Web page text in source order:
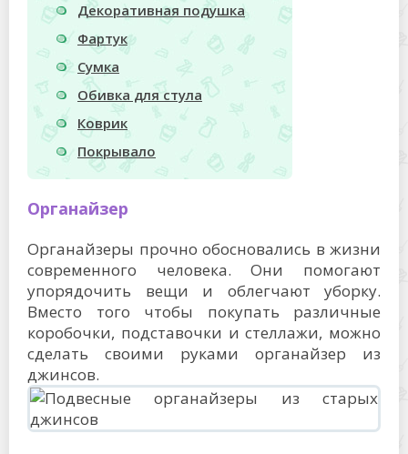
Декоративная подушка
Фартук
Сумка
Обивка для стула
Коврик
Покрывало
Органайзер
Органайзеры прочно обосновались в жизни
современного человека. Они помогают
упорядочить вещи и облегчают уборку.
Вместо того чтобы покупать различные
коробочки, подставочки и стеллажи, можно
сделать своими руками органайзер из
джинсов.